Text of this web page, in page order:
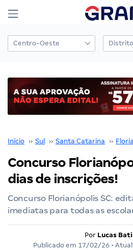
Início ›› Sul ›› Santa Catarina ››
Concurso
dias de inscrições!
Concurso Florianópolis SC:
imediatas para todas as
Por Lucas
Publicado em 17/02/26 •